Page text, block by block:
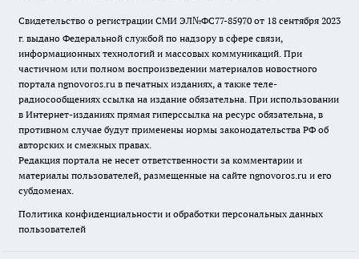
Свидетельство о регистрации СМИ ЭЛ№ФС77-85970 от 18 сентября 2023
г. выдано Федеральной службой по надзору в сфере связи,
информационных технологий и массовых коммуникаций. При
частичном или полном воспроизведении материалов новостного
портала ngnovoros.ru в печатных изданиях, а также теле-
радиосообщениях ссылка на издание обязательна. При использовании
в Интернет-изданиях прямая гиперссылка на ресурс обязательна, в
противном случае будут применены нормы законодательства РФ об
авторских и смежных правах.
Редакция портала не несет ответственности за комментарии и
материалы пользователей, размещенные на сайте ngnovoros.ru и его
субдоменах.
Политика конфиденциальности и обработки персональных данных
пользователей